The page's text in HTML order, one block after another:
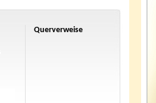
Querverweise